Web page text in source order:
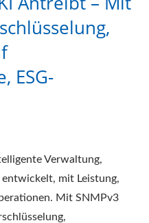
ESG-
Verwaltung,
mit Leistung,
Mit SNMPv3